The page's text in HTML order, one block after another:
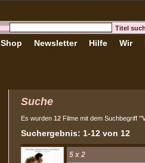
Shop Newsletter Hilfe Wir
Suche
Es wurden 12 Filme mit dem Suchbegriff
Suchergebnis: 1-12 von 12
5 x 2